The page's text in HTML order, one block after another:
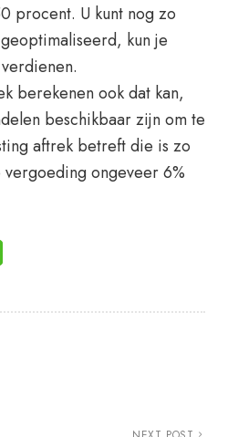
procent. U kunt nog zo
kun je
berekenen ook dat kan,
beschikbaar zijn om te
aftrek betreft die is zo
ongeveer 6%